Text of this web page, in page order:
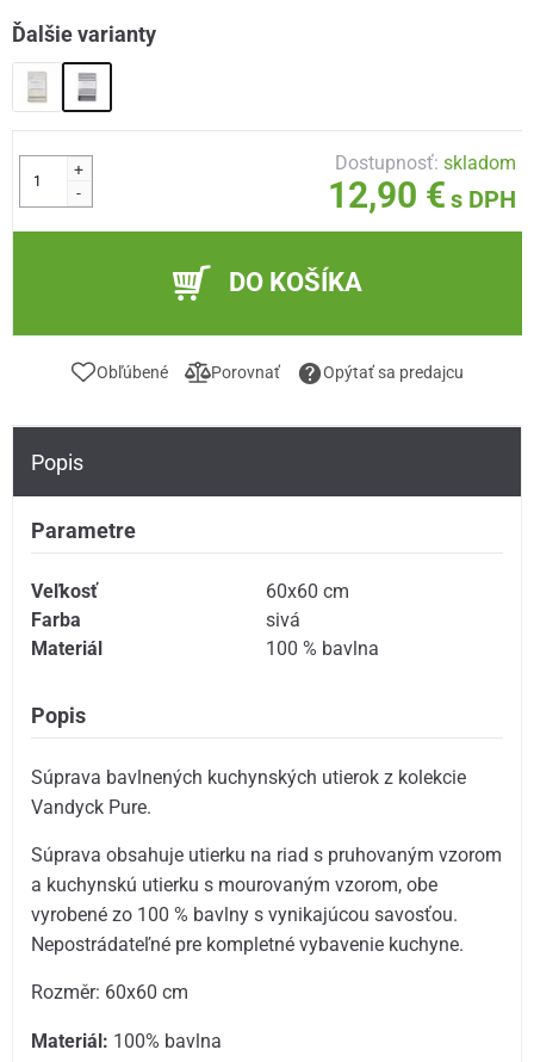
Ďalšie varianty
+
-
Dostupnosť:skladom
12,90 € s DPH
DO KOŠÍKA
Obľúbené Porovnať Opýtať sa predajcu
Popis
Parametre
Veľkosť
60x60 cm
Farba
sivá
Materiál
100 % bavlna
Popis
Súprava bavlnených kuchynských utierok z kolekcie
Vandyck Pure.
Súprava obsahuje utierku na riad s pruhovaným vzorom
a kuchynskú utierku s mourovaným vzorom, obe
vyrobené zo 100 % bavlny s vynikajúcou savosťou.
Nepostrádateľné pre kompletné vybavenie kuchyne.
Rozměr: 60x60 cm
Materiál: 100% bavlna